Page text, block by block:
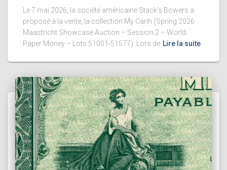
Le 7 mai 2026, la société américaine Stack’s Bowers a
proposé à la vente, la collection My Canh (Spring 2026
Maastricht Showcase Auction – Session 2 – World
Paper Money – Lots 51001-51577). Lors de Lire la suite